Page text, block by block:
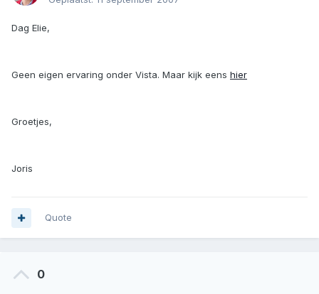
Dag Elie,
Geen eigen ervaring onder Vista. Maar kijk eens hier
Groetjes,
Joris
Quote
0